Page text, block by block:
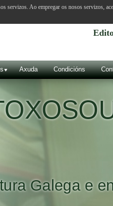
Axuda Condicións
Galega e
servizos. Ao empregar os nosos servizos,